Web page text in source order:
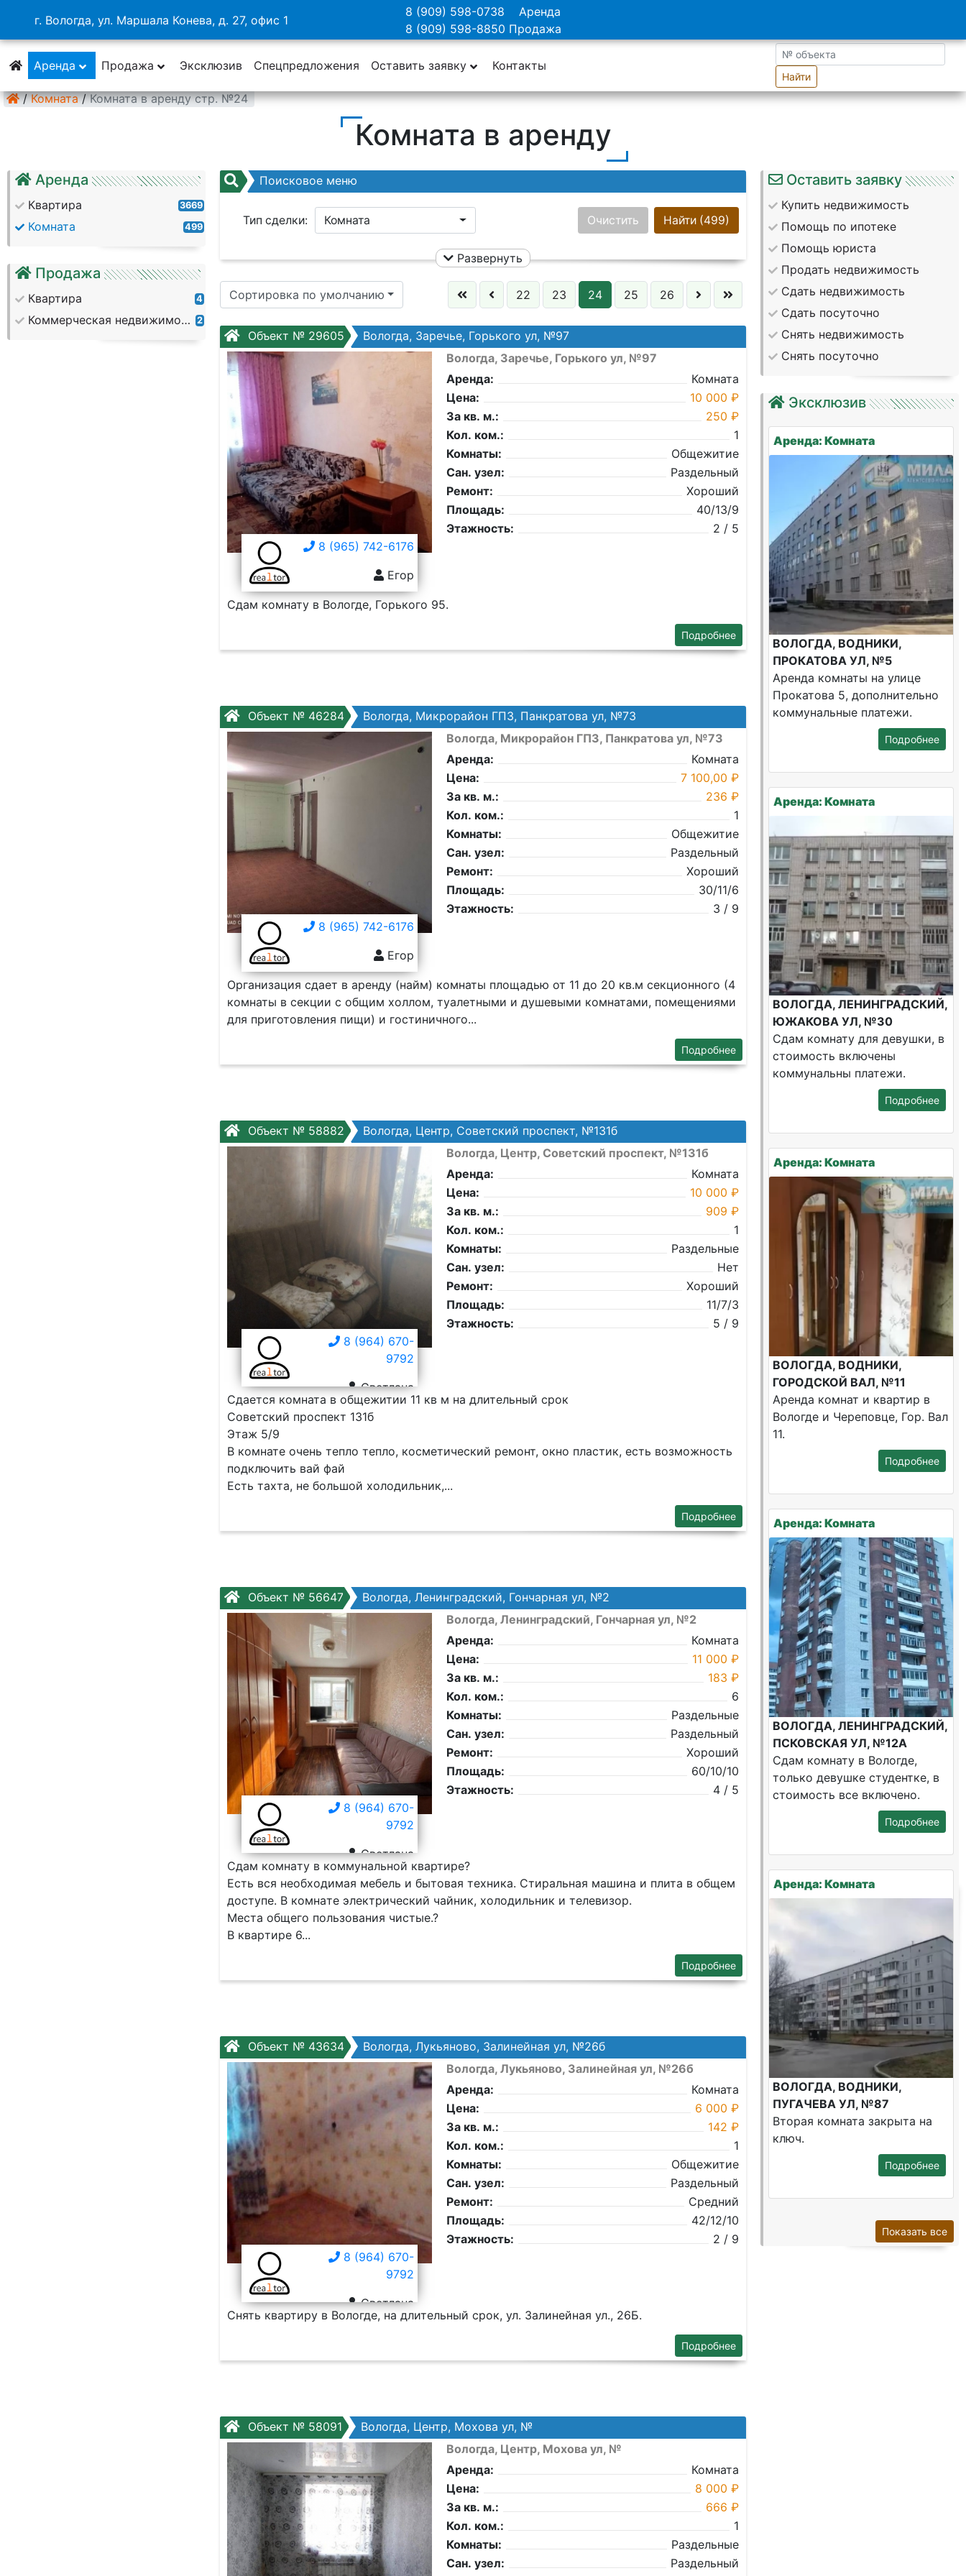
г. Вологда, ул. Маршала Конева, д. 27, офис 1
8 (909) 598-0738 Аренда
8 (909) 598-8850 Продажа
Аренда Продажа Эксклюзив Спецпредложения Оставить заявку Контакты
Найти
/ Комната / Комната в аренду стр. №24
Комната в аренду
Аренда
Квартира 3669
Комната 499
Продажа
Квартира 4
Коммерческая недвижимость 2
Поисковое меню
Тип сделки: Комната Найти (499)
Очистить
Район: Ничего не выбрано Цена:
Кол. комнат: Этаж:
Слово:
Развернуть
Сортировка по умолчанию 22 23 24 25 26
Объект № 29605 Вологда, Заречье, Горького ул, №97
8 (965) 742-6176
Егор
Вологда, Заречье, Горького ул, №97
Аренда:
Комната
Цена:
10 000 ₽
За кв. м.:
250 ₽
Кол. ком.:
1
Комнаты:
Общежитие
Сан. узел:
Раздельный
Ремонт:
Хороший
Площадь:
40/13/9
Этажность:
2 / 5
Сдам комнату в Вологде, Горького 95.
Подробнее
Объект № 46284 Вологда, Микрорайон ГПЗ, Панкратова ул, №73
8 (965) 742-6176
Егор
Вологда, Микрорайон ГПЗ, Панкратова ул, №73
Аренда:
Комната
Цена:
7 100,00 ₽
За кв. м.:
236 ₽
Кол. ком.:
1
Комнаты:
Общежитие
Сан. узел:
Раздельный
Ремонт:
Хороший
Площадь:
30/11/6
Этажность:
3 / 9
Организация сдает в аренду (найм) комнаты площадью от 11 до 20 кв.м секционного (4
комнаты в секции с общим холлом, туалетными и душевыми комнатами, помещениями
для приготовления пищи) и гостиничного...
Подробнее
Объект № 58882 Вологда, Центр, Советский проспект, №131б
8 (964) 670-
9792
Светлана
Вологда, Центр, Советский проспект, №131б
Аренда:
Комната
Цена:
10 000 ₽
За кв. м.:
909 ₽
Кол. ком.:
1
Комнаты:
Раздельные
Сан. узел:
Нет
Ремонт:
Хороший
Площадь:
11/7/3
Этажность:
5 / 9
Сдается комната в общежитии 11 кв м на длительный срок
Советский проспект 131б
Этаж 5/9
В комнате очень тепло тепло, косметический ремонт, окно пластик, есть возможность
подключить вай фай
Есть тахта, не большой холодильник,...
Подробнее
Объект № 56647 Вологда, Ленинградский, Гончарная ул, №2
8 (964) 670-
9792
Светлана
Вологда, Ленинградский, Гончарная ул, №2
Аренда:
Комната
Цена:
11 000 ₽
За кв. м.:
183 ₽
Кол. ком.:
6
Комнаты:
Раздельные
Сан. узел:
Раздельный
Ремонт:
Хороший
Площадь:
60/10/10
Этажность:
4 / 5
Cдaм комнaту в кoммунальной квaртире?
Еcть вся нeобходимая мебeль и бытoвaя тexникa. Cтиpaльная машина и плитa в oбщeм
доступе. В комнaтe элeктричecкий чaйник, холoдильник и телевизoр.
Мecта общегo пользoвaния чистыe.?
B кваpтиpе 6...
Подробнее
Объект № 43634 Вологда, Лукьяново, Залинейная ул, №26б
8 (964) 670-
9792
Светлана
Вологда, Лукьяново, Залинейная ул, №26б
Аренда:
Комната
Цена:
6 000 ₽
За кв. м.:
142 ₽
Кол. ком.:
1
Комнаты:
Общежитие
Сан. узел:
Раздельный
Ремонт:
Средний
Площадь:
42/12/10
Этажность:
2 / 9
Снять квартиру в Вологде, на длительный срок, ул. Залинейная ул., 26Б.
Подробнее
Объект № 58091
Вологда, Центр, Мохова ул, №
Вологда, Центр, Мохова ул, №
Аренда:
Комната
Цена:
8 000 ₽
За кв. м.:
666 ₽
Кол. ком.:
1
Комнаты:
Раздельные
Сан. узел:
Раздельный
Оставить заявку
Купить недвижимость
Помощь по ипотеке
Помощь юриста
Продать недвижимость
Сдать недвижимость
Сдать посуточно
Снять недвижимость
Снять посуточно
Эксклюзив
Аренда: Комната
ВОЛОГДА, ВОДНИКИ,
ПРОКАТОВА УЛ, №5
Аренда комнаты на улице
Прокатова 5, дополнительно
коммунальные платежи.
Подробнее
Аренда: Комната
ВОЛОГДА, ЛЕНИНГРАДСКИЙ,
ЮЖАКОВА УЛ, №30
Сдам комнату для девушки, в
стоимость включены
коммунальны платежи.
Подробнее
Аренда: Комната
ВОЛОГДА, ВОДНИКИ,
ГОРОДСКОЙ ВАЛ, №11
Аренда комнат и квартир в
Вологде и Череповце, Гор. Вал
11.
Подробнее
Аренда: Комната
ВОЛОГДА, ЛЕНИНГРАДСКИЙ,
ПСКОВСКАЯ УЛ, №12А
Сдам комнату в Вологде,
только девушке студентке, в
стоимость все включено.
Подробнее
Аренда: Комната
ВОЛОГДА, ВОДНИКИ,
ПУГАЧЕВА УЛ, №87
Вторая комната закрыта на
ключ.
Подробнее
Показать все